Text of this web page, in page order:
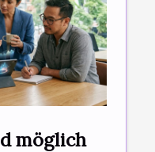
möglich